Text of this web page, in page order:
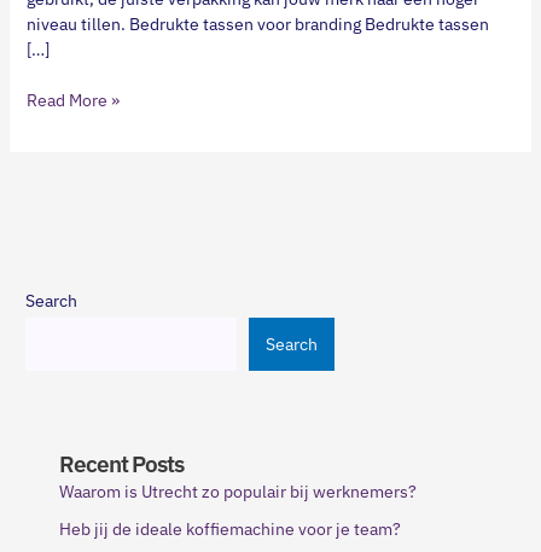
niveau tillen. Bedrukte tassen voor branding Bedrukte tassen
[…]
Read More »
Search
Search
Recent Posts
Waarom is Utrecht zo populair bij werknemers?
Heb jij de ideale koffiemachine voor je team?